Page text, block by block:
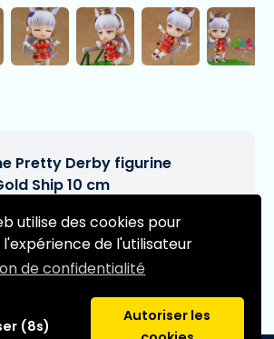
utilise des cookies pour
de l'utilisateur
de confidentialité
(8s)
Autoriser les
Pretty Derby figurine
Ship 10 cm
réserve de modifications]
prévue:
d'anime